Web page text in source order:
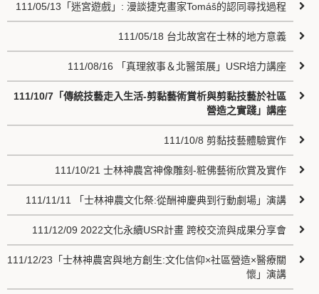
111/05/13「迷宮遊戲」: 漫談捷克畫家Tomáš的認同尋找過程
111/05/18 台北故宮在士林的地方意義
111/08/16 「真理敘事＆北醫策展」USR培力講座
111/10/7「傳統技藝走入生活-剪黏藝術賞析與剪黏技藝於社區
營造之實踐」講座
111/10/8 剪黏技藝體驗實作
111/10/21 士林神農宮神像雕刻-粧佛藝術欣賞及實作
111/11/11 「士林神農文化祭:從酬神慶典到行動劇場」演講
111/12/09 2022文化永續USR計畫 跨校交流與成果分享會
111/12/23「士林神農宮與地方創生:文化信仰×社區營造×醫療關
懷」演講